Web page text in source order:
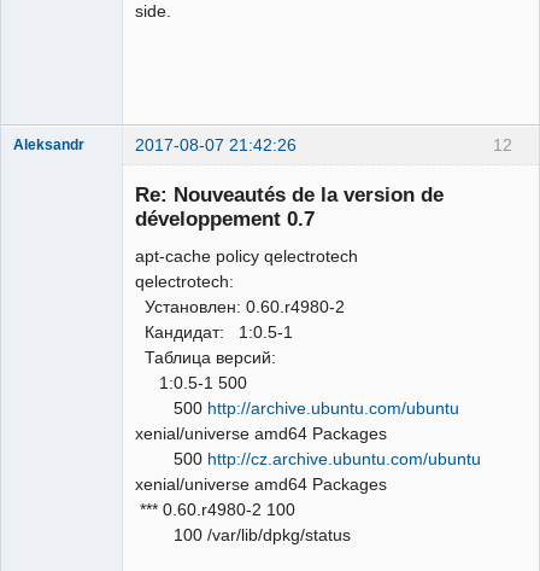
side.
12
Aleksandr 2017-08-07 21:42:26
Re: Nouveautés de la version de
développement 0.7
apt-cache policy qelectrotech
qelectrotech:
Установлен: 0.60.r4980-2
Кандидат: 1:0.5-1
Таблица версий:
1:0.5-1 500
500 http://archive.ubuntu.com/ubuntu
xenial/universe amd64 Packages
500 http://cz.archive.ubuntu.com/ubuntu
xenial/universe amd64 Packages
*** 0.60.r4980-2 100
100 /var/lib/dpkg/status